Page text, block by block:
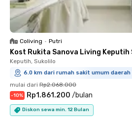
Coliving • Putri
Kost Rukita Sanova Living Keputih
Keputih, Sukolilo
6.0 km dari rumah sakit umum
mulai dari Rp2.068.000
-10% Rp1.861.200 /bulan
Diskon sewa min. 12 Bulan